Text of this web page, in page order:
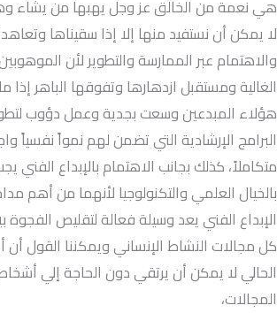
هي نعمة من الخالق عز وجل يهبها من يشاء
لا يمكن أن نستفيد منها إلا إذا سقيناها
والاهتمام عبر الممارسة والتطوير لأن
الغالية ومستقبل ازدهارها وتفوقها الباهر إذا
هؤلاء المبدعين وسعت بجدية وعمل دؤوب
البرامج الإرشادية التي تضمن لهم نمواً نفسياً
متكاملاً، كذلك بجانب الاهتمام بالإبداع الفني
بالخيال العلمي والتكنولوجيا لأنهما من أهم
الإبداع الفني يعد وسيلة فعالة لتقليص
كل مجالات النشاط الإنساني ويمكننا القول
الحالي لا يمكن أن يرتقي دون الحاجة إلي
المجالات،